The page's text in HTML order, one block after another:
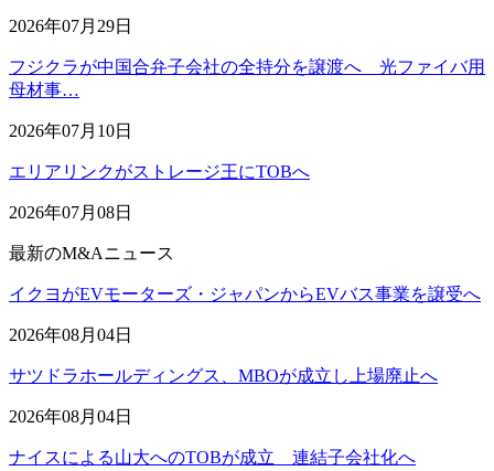
2026年07月29日
フジクラが中国合弁子会社の全持分を譲渡へ 光ファイバ用
母材事…
2026年07月10日
エリアリンクがストレージ王にTOBへ
2026年07月08日
最新のM&Aニュース
イクヨがEVモーターズ・ジャパンからEVバス事業を譲受へ
2026年08月04日
サツドラホールディングス、MBOが成立し上場廃止へ
2026年08月04日
ナイスによる山大へのTOBが成立 連結子会社化へ